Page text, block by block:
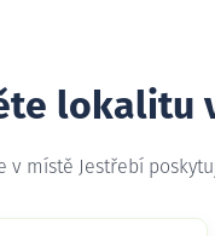
lokalitu
v místě Jestřebí